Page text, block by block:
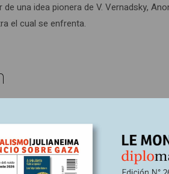
una idea pionera de V. Vernadsky,
el cual se enfrenta.
not forget. Expect us!. Cuya